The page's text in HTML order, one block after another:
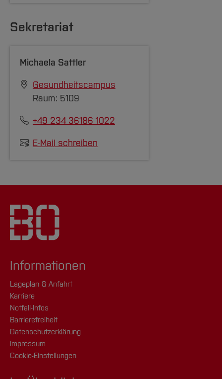
Sekretariat
Michaela Sattler
Gesundheitscampus
Raum: 5109
+49 234 36186 1022
E-Mail schreiben
Informationen
Lageplan & Anfahrt
Karriere
Notfall-Infos
Barrierefreiheit
Datenschutzerklärung
Impressum
Cookie-Einstellungen